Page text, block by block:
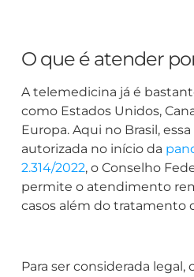
O que é atender
A telemedicina já é
como Estados Unidos,
Europa. Aqui no Brasil,
autorizada no início da
2.314/2022, o Conselho
permite o atendimento
casos além do tratamento
Para ser considerada legal,